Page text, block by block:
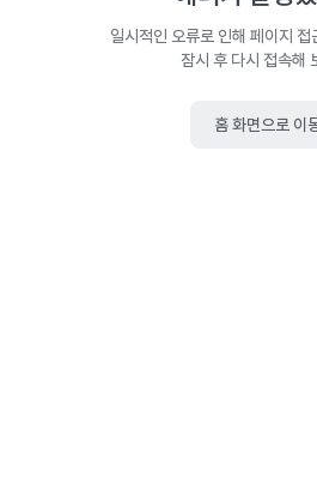
일시적인 오류로 인해 페이지 접
잠시 후 다시 접속해
홈 화면으로 이